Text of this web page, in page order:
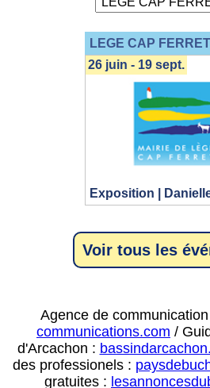
LEGE CAP FERRET
Exposition |
26 juin - 19 sept.
Voir tous les
Agence de
communications.com /
d'Arcachon :
des professionels :
gratuites :